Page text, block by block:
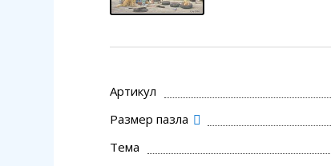
Артикул
Размер пазла
Тема